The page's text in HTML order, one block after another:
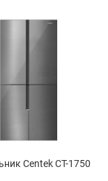
Centek CT-1750